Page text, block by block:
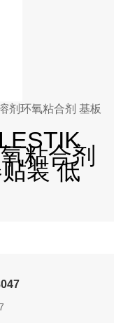
剂环氧粘合剂 基板
粘合剂
装 低